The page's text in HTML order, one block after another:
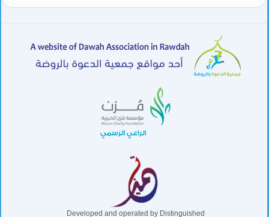
Developed and operated by Distinguished